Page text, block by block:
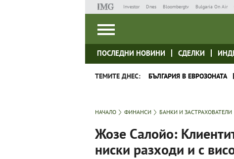
Investor Dnes Bloombergtv Bulgaria On Air
ПОСЛЕДНИ НОВИНИ СДЕЛКИ
ТЕМИТЕ ДНЕС: БЪЛГАРИЯ В ЕВРОЗОНАТА
НАЧАЛО ФИНАНСИ БАНКИ И ЗАСТРАХОВАТЕЛИ
Жозе Салойо:
ниски разходи и с